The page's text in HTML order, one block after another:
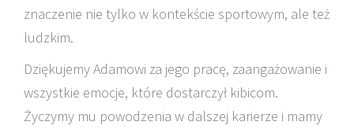
znaczenie nie tylko w kontekście sportowym, ale też
ludzkim.
Dziękujemy Adamowi za jego pracę, zaangażowanie i
wszystkie emocje, które dostarczył kibicom.
Życzymy mu powodzenia w dalszej karierze i mamy